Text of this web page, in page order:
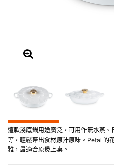
這款淺底鍋用途廣泛，可用作無水蒸
等，輕鬆帶出食材原汁原味。Petal 的
雅，最適合原煲上桌。